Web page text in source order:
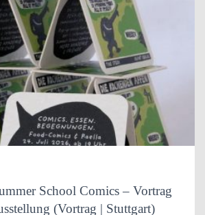
School Comics – Vortrag
(Vortrag | Stuttgart)